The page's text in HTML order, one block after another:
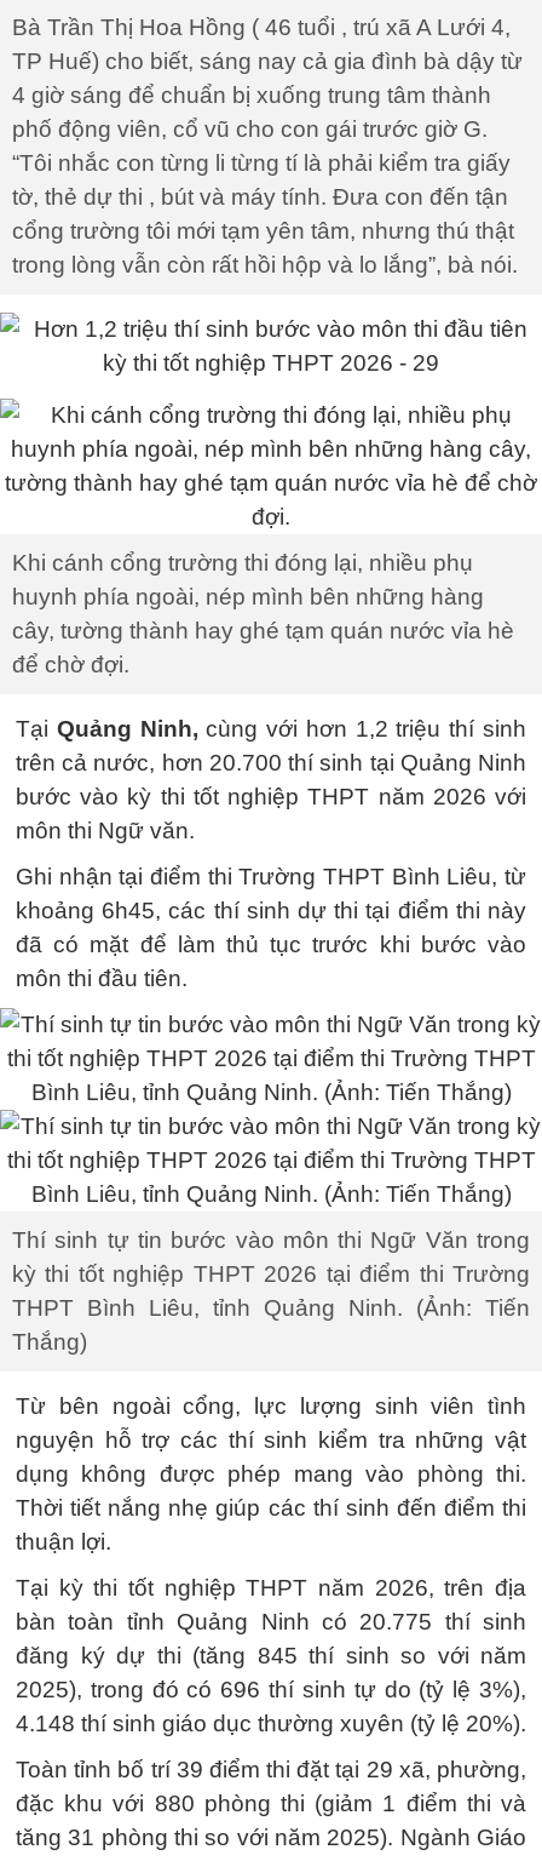
Bà Trần Thị Hoa Hồng ( 46 tuổi , trú xã A Lưới 4,
TP Huế) cho biết, sáng nay cả gia đình bà dậy từ
4 giờ sáng để chuẩn bị xuống trung tâm thành
phố động viên, cổ vũ cho con gái trước giờ G.
“Tôi nhắc con từng li từng tí là phải kiểm tra giấy
tờ, thẻ dự thi , bút và máy tính. Đưa con đến tận
cổng trường tôi mới tạm yên tâm, nhưng thú thật
trong lòng vẫn còn rất hồi hộp và lo lắng”, bà nói.
Khi cánh cổng trường thi đóng lại, nhiều phụ
huynh phía ngoài, nép mình bên những hàng
cây, tường thành hay ghé tạm quán nước vỉa hè
để chờ đợi.
Tại Quảng Ninh, cùng với hơn 1,2 triệu thí sinh
trên cả nước, hơn 20.700 thí sinh tại Quảng Ninh
bước vào kỳ thi tốt nghiệp THPT năm 2026 với
môn thi Ngữ văn.
Ghi nhận tại điểm thi Trường THPT Bình Liêu, từ
khoảng 6h45, các thí sinh dự thi tại điểm thi này
đã có mặt để làm thủ tục trước khi bước vào
môn thi đầu tiên.
Thí sinh tự tin bước vào môn thi Ngữ Văn trong
kỳ thi tốt nghiệp THPT 2026 tại điểm thi Trường
THPT Bình Liêu, tỉnh Quảng Ninh. (Ảnh: Tiến
Thắng)
Từ bên ngoài cổng, lực lượng sinh viên tình
nguyện hỗ trợ các thí sinh kiểm tra những vật
dụng không được phép mang vào phòng thi.
Thời tiết nắng nhẹ giúp các thí sinh đến điểm thi
thuận lợi.
Tại kỳ thi tốt nghiệp THPT năm 2026, trên địa
bàn toàn tỉnh Quảng Ninh có 20.775 thí sinh
đăng ký dự thi (tăng 845 thí sinh so với năm
2025), trong đó có 696 thí sinh tự do (tỷ lệ 3%),
4.148 thí sinh giáo dục thường xuyên (tỷ lệ 20%).
Toàn tỉnh bố trí 39 điểm thi đặt tại 29 xã, phường,
đặc khu với 880 phòng thi (giảm 1 điểm thi và
tăng 31 phòng thi so với năm 2025). Ngành Giáo